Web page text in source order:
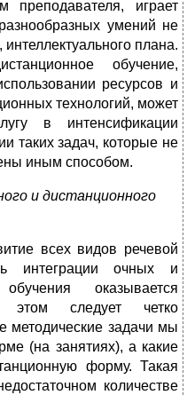
преподавателя, играет
умений не
плана.
обучение,
ресурсов и
технологий, может
в интенсификации
таких задач, которые не
иным способом.
и дистанционного
всех видов речевой
интеграции очных и
оказывается
этом следует четко
методические задачи мы
(на занятиях), а какие
форму. Такая
количестве